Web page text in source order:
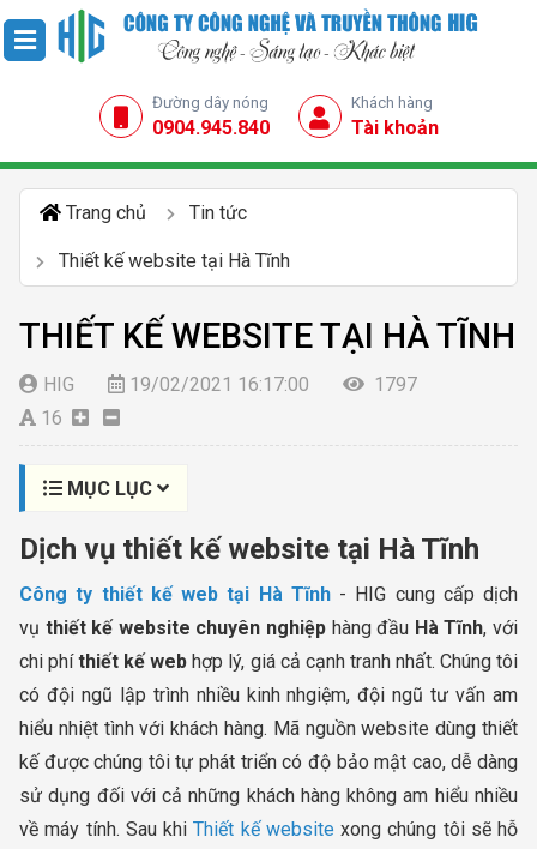
Đường dây nóng
0904.945.840
Khách hàng
Tài khoản
Trang chủ Tin tức
Thiết kế website tại Hà Tĩnh
THIẾT KẾ WEBSITE TẠI HÀ TĨNH
HIG 19/02/2021 16:17:00
1797
16
MỤC LỤC
Dịch vụ thiết kế website tại Hà Tĩnh
Công ty thiết kế web tại Hà Tĩnh- HIG cung cấp dịch
vụ thiết kế website chuyên nghiệp hàng đầu Hà Tĩnh, với
chi phíthiết kế web hợp lý, giá cả cạnh tranh nhất. Chúng tôi
có đội ngũ lập trình nhiều kinh nhgiệm, đội ngũ tư vấn am
hiểu nhiệt tình với khách hàng. Mã nguồn website dùng thiết
kế được chúng tôi tự phát triển có độ bảo mật cao, dễ dàng
sử dụng đối với cả những khách hàng không am hiểu nhiều
về máy tính. Sau khiThiết kế website xong chúng tôi sẽ hỗ